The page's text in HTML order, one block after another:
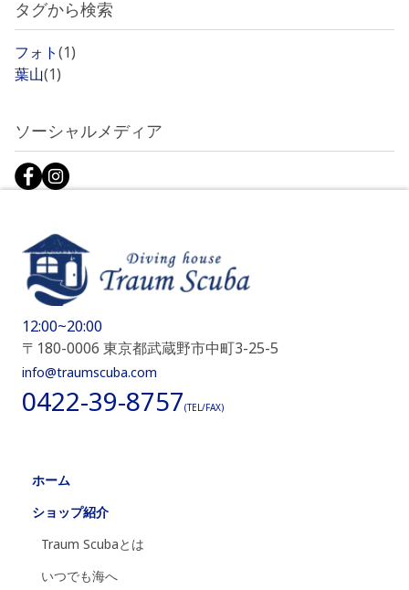
タグから検索
フォト(1)
葉山(1)
ソーシャルメディア
12:00~20:00
〒180-0006 東京都武蔵野市中町3-25-5
info@traumscuba.com
0422-39-8757(TEL/FAX)
ホーム
ショップ紹介
Traum Scubaとは
いつでも海へ